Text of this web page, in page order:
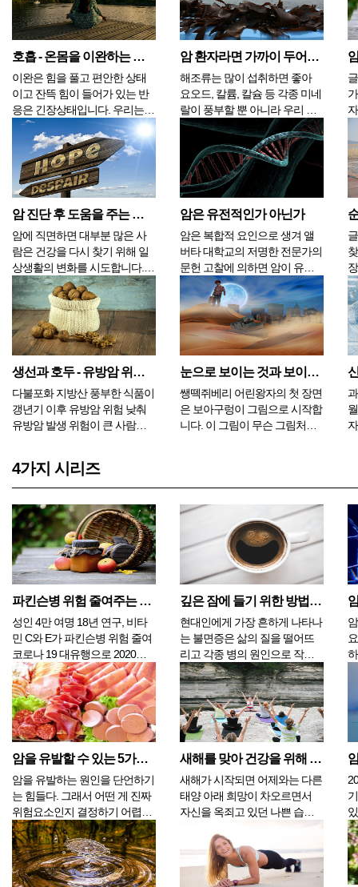
호흡 - 온몸을 이완하는 방법
이완은 힘을 풀고 편안한 상태
이고 잔뜩 힘이 들어가 있는 반
응은 긴장상태입니다. 우리는
생활하면서 긴장과 이완을 반복
합니다. 이 둘이 서로 균형을 이
루면 건강한 상태가 유지되지만
한쪽으로 기울어진 상태가 지속
되면 몸의 건강도 나빠질 수밖
에 없습니다. 긴장이 지속되면
몸은 수축되고 마음은...
암 환자라면 가까이 두어야 할 식품, 해조류와 버섯류
해조류는 많이 섭취하면 좋아
요오드, 칼륨, 칼슘 등 각종 미네
랄이 풍부할 뿐 아니라 우리 몸
에 필요한 영양소를 모두 갖추
고 있는 해조류는 유해산소를
없애주는 베타카로틴의 함량도
녹황색 채소와 비슷하다. 혈당
과 콜레스테롤을 낮춰주고, 해
조류의 알긴산은 체내의 중금속
들을 빨아들여 몸 밖...
가 이
암 진단 후 도움을 주는 생활 습관, 6가지
암에 직면하면 대부분 많은 사
람은 건강을 다시 찾기 위해 일
상생활의 변화를 시도합니다.
건강을 위한 생활 습관의 변화
가 어떤 사람에게는 암 재발 우
려를 줄어들게 만들고, 또 어떤
사람은 특히, 더 진행 정도가 심
한 중증 환자는 병원 치료를 더
수월하게 지낼 수 있게 만들기
도 합니...
암은 유전적인가 아닌가
암은 복합적 요인으로 생겨 앨
버타 대학교의 저명한 전문가의
문헌 고찰에 의하면 암이 유전
질환이지만 유전적 요소는 퍼즐
의 한 조각일 뿐이고 그래서 연
구가들은 환경 요인과 대사 요
인도 고려할 필요가 있다고 한
다. 지난 몇 세기 동안 나온 암의
원인에 대한 거의 모든 이론은
크게 ...
글
생선과 호두 - 유방암 위험을 낮춰 주나
다불포화 지방산 풍부한 식품이
갱년기 이후 유방암 위험 낮춰
유방암 발생 위험이 큰 사람들
북미 갱년기 학회와 공동으로
연구해서 n-3계 다불포화 지방
산(PUFAs)이 풍부한 식품이 유
방암 위험을 낮추는 데 도움이
될 수도 있...
눈으로 보이는 것과 보이지 않는 것
쌩떽쥐베리 어린왕자의 첫 장면
은 보아구렁이 그림으로 시작합
니다. 이 그림이 무슨 그림처럼
다. 그래서 그림을 좀 더 이해하
기 쉽게 보아구렁이의 뱃속을
볼 수 있도록 다시 그립니다. 욕
심 많은 뱀의 뱃속...
4가지 시리즈
파킨슨병 위험 줄여주는 2가지 비타민
성인 4만 여명 18년 연구, 비타
민 C와 E가 파킨슨병 위험 줄여
코로나 19 대유행으로 2020년 3
월 이후로 당신은 아마도 과거
어느 때보다도 건강에 대해 더
많이 생각했을지도 모른다. 그
러나 이제는 갈수록 많은 사람
이 코로나 백신을 맞고 있어서
당신의 건강에 대한 초점이 작
년에...
깊은 잠에 들기 위한 방법 4가지
현대인에게 가장 흔하게 나타나
는 불면증은 삶의 질을 떨어뜨
리고 각종 병의 원인으로 작용
합니다. 오랜 동안 수면 부족에
시달리면 그만큼 스트레스에 노
출되고 그에 맞게 체질이 변하
여 암이나 심근경색 같은 중병
에 갑자기 노출될 수 있습니다.
반대로 충분하고 깊은 수면은
우리의 몸을 치유합...
암을 유발할 수 있는 5가지 식품
암을 유발하는 원인을 단언하기
는 힘들다. 그래서 어떤 게 진짜
위험요소인지 결정하기 어렵다.
다행인 것은 음식에 관한 한, 암
과 관련된 구체적인 종류가 그
렇게 많지 않다는 것이다. 몸무
게에 영향을 미치는 음식의 열
새해를 맞아 건강을 위해 필요한 결심 4가지
새해가 시작되면 어제와는 다른
태양 아래 희망이 차오르면서
자신을 옥죄고 있던 나쁜 습관
들로부터 자유를 얻으려는 결심
을 한다. 건강하고 활기찬 방향
으로 나아가기 위한 우리의 노
력이라고 할 수 있다. 나이가 들